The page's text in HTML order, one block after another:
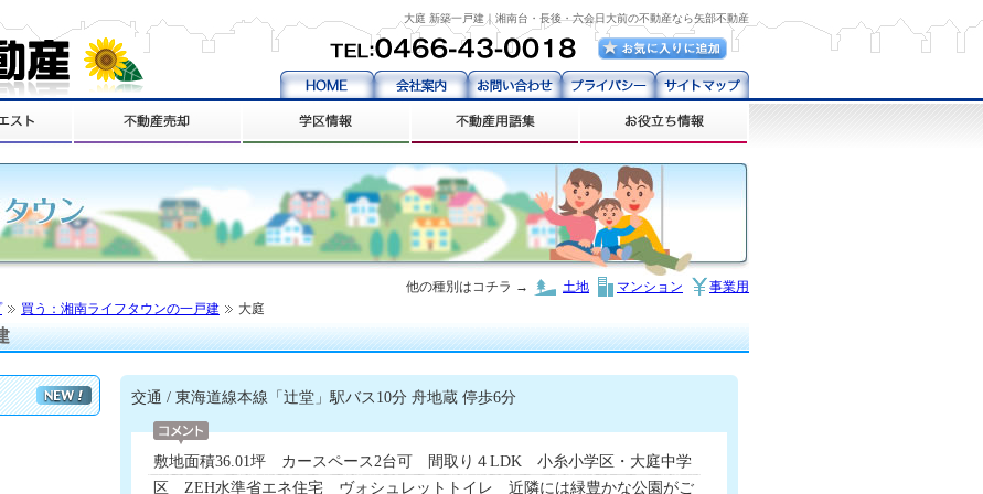
大庭 新築一戸建｜湘南台・長後・六会日大前の不動産なら矢部不動産
事業用
マンション
土地
他の種別はコチラ →
買う：湘南ライフタウンの一戸建 大庭
交通 / 東海道線本線「辻堂」駅バス10分 舟地蔵 停歩6分
敷地面積36.01坪 カースペース2台可 間取り４LDK 小糸小学区・大庭中学
区 ZEH水準省エネ住宅 ヴォシュレットトイレ 近隣には緑豊かな公園がご